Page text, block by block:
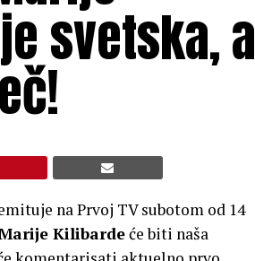
svetska, a
na Prvoj TV subotom od 14
Marije Kilibardeće biti naša